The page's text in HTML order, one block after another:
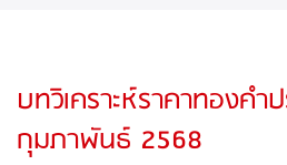
บทวิเคราะห์ราคาทองคำ
กุมภาพันธ์ 2568